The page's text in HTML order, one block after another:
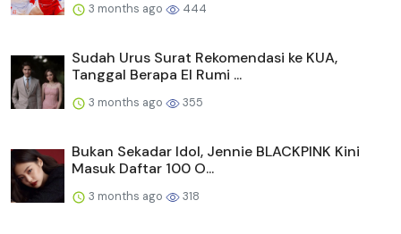
3 months ago 444
Sudah Urus Surat Rekomendasi ke KUA,
Tanggal Berapa El Rumi ...
3 months ago 355
Bukan Sekadar Idol, Jennie BLACKPINK Kini
Masuk Daftar 100 O...
3 months ago 318